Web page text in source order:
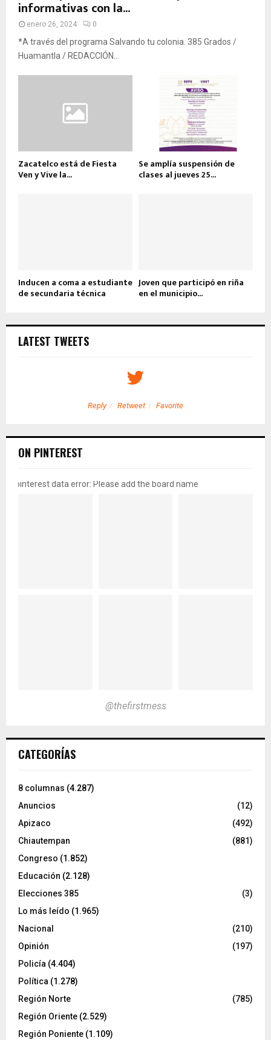
informativas con la...
enero 26, 2024 0
*A través del programa Salvando tu colonia. 385 Grados /
Huamantla / REDACCIÓN...
Zacatelco está de Fiesta
Ven y Vive la...
Se amplía suspensión de
clases al jueves 25...
Inducen a coma a estudiante
de secundaria técnica
Joven que participó en riña
en el municipio...
LATEST TWEETS
Reply Retweet Favorite
ON PINTEREST
pinterest data error: Please add the board name
@thefirstmess
CATEGORÍAS
8 columnas (4.287)
Anuncios
(12)
Apizaco
(492)
Chiautempan
(881)
Congreso (1.852)
Educación (2.128)
Elecciones 385
(3)
Lo más leído (1.965)
Nacional
(210)
Opinión
(197)
Policía (4.404)
Política (1.278)
Región Norte
(785)
Región Oriente (2.529)
Región Poniente (1.109)